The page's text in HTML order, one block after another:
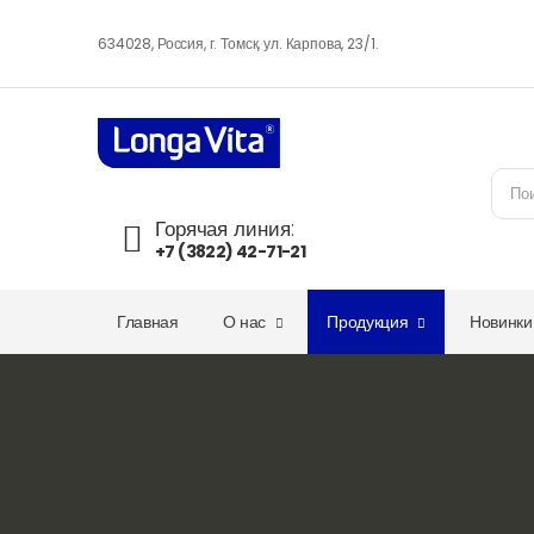
634028, Россия, г. Томск, ул. Карпова, 23/1.
Горячая линия:
+7 (3822) 42-71-21
Главная О нас Продукция Новинки